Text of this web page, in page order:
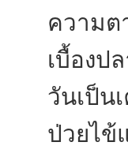
ความต
เบื้องป
วันเป็น
ป่วยไข้